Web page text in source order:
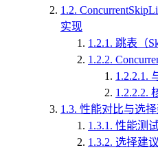
1.2.
实现
1.2.1. 跳表（
1.2.2.
1.2.2.1.
1.2.2.2.
1.3. 性能对比与选
1.3.1. 性能测
1.3.2. 选择建议